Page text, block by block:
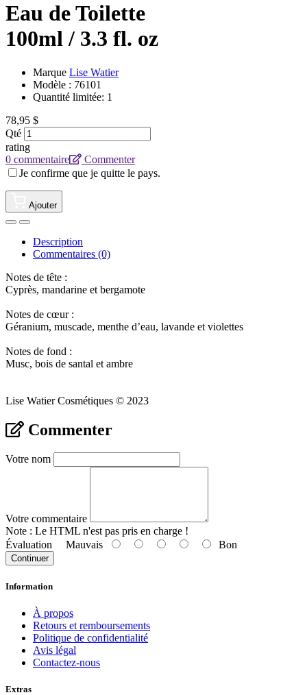
Eau de Toilette
100ml / 3.3 fl. oz
Marque Lise Watier
Modèle : 76101
Quantité limitée: 1
78,95 $
Qté
rating
0 commentaire
Commenter
Je confirme que je quitte le pays.
Ajouter
Description
Commentaires (0)
Notes de tête :
Cyprès, mandarine et bergamote
Notes de cœur :
Géranium, muscade, menthe d’eau, lavande et violettes
Notes de fond :
Musc, bois de santal et ambre
Lise Watier Cosmétiques © 2023
Commenter
Votre nom
Votre commentaire
Note : Le HTML n'est pas pris en charge !
Évaluation Mauvais Bon
Continuer
Information
À propos
Retours et remboursements
Politique de confidentialité
Avis légal
Contactez-nous
Extras